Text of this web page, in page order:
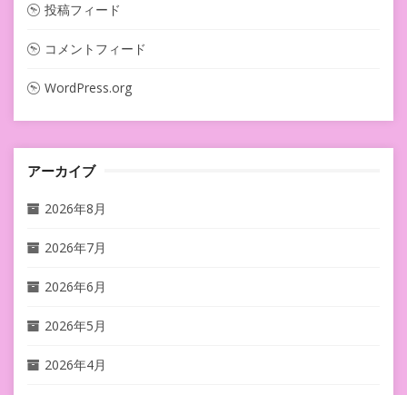
投稿フィード
コメントフィード
WordPress.org
アーカイブ
2026年8月
2026年7月
2026年6月
2026年5月
2026年4月